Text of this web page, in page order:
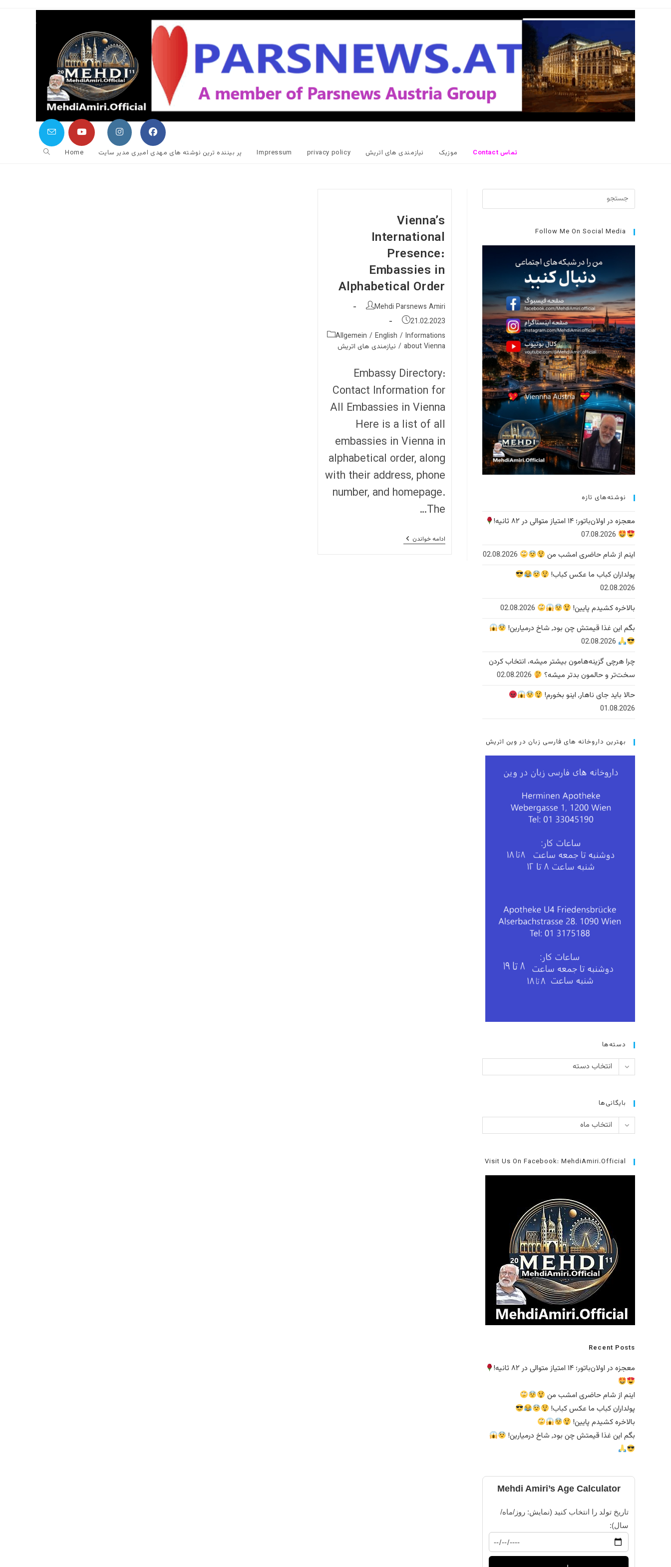
Contact تماس موزیک نیازمندی های اتریش privacy policy
Impressum پر بیننده ترین نوشته های مهدی امیری مدیر سایت Home
جستجوی
Vienna’s
International
Presence:
Embassies in
Alphabetical Order
نویسندهٔ
نوشته:
Mehdi Parsnews Amiri
نوشته
منتشر
شده
است:
21.02.2023
دسته‌
نوشته:
Allgemein / English / Informations
about Vienna
/ نیازمندی های اتریش
Embassy Directory:
Contact Information for
All Embassies in Vienna
Here is a list of all
embassies in Vienna in
alphabetical order, along
with their address, phone
number, and homepage.
The…
ادامه خواندن Vienna’s
International
بستن
کلید
دهید.
Follow Me On Social Media
نوشته‌های تازه
معجزه در اولان‌باتور؛ ۱۴ امتیاز متوالی در ۸۲ ثانیه!
07.08.2026
اینم از شام حاضری امشب من
02.08.2026
پولداران کباب ما عکس کباب!
02.08.2026
بالاخره کشیدم پایین!
02.08.2026
بگم این غذا قیمتش چن بود, شاخ درمیارین!
02.08.2026
چرا هرچی گزینه‌هامون بیشتر میشه، انتخاب کردن
سخت‌تر و حالمون بدتر میشه؟
02.08.2026
حالا باید جای ناهار, اینو بخورم!
01.08.2026
بهترین داروخانه های فارسی زبان در وین اتریش
دسته‌ها
دسته‌ها انتخاب دسته
بایگانی‌ها
بایگانی‌هاانتخاب ماه
Visit Us On Facebook: MehdiAmiri.Official
Recent Posts
معجزه در اولان‌باتور؛ ۱۴ امتیاز متوالی در ۸۲ ثانیه!
اینم از شام حاضری امشب من
پولداران کباب ما عکس کباب!
بالاخره کشیدم پایین!
بگم این غذا قیمتش چن بود, شاخ درمیارین!
Mehdi Amiri’s Age Calculator
تاریخ تولد را انتخاب کنید (نمایش: روز/ماه/
سال):